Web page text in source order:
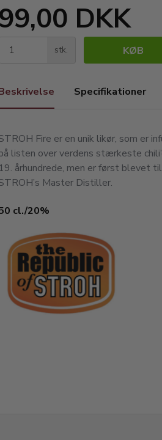
99,00 DKK
stk. KØB
Specifikationer
Fire er en unik likør, som er
listen over verdens stærkeste
19. århundrede, men er først blevet
Master Distiller.
cl./20%